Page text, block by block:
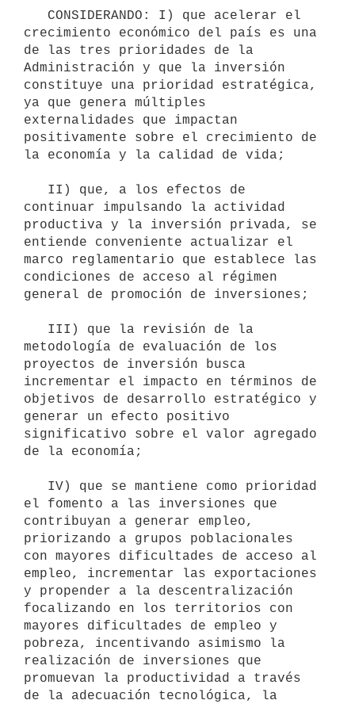
crecimiento económico del país es una
de las tres prioridades de la
Administración y que la inversión
constituye una prioridad estratégica,
ya que genera múltiples
externalidades que impactan
positivamente sobre el crecimiento de
la economía y la calidad de vida;
continuar impulsando la actividad
productiva y la inversión privada, se
entiende conveniente actualizar el
marco reglamentario que establece las
condiciones de acceso al régimen
general de promoción de inversiones;
metodología de evaluación de los
proyectos de inversión busca
incrementar el impacto en términos de
objetivos de desarrollo estratégico y
generar un efecto positivo
significativo sobre el valor agregado
de la economía;
el fomento a las inversiones que
contribuyan a generar empleo,
priorizando a grupos poblacionales
con mayores dificultades de acceso al
empleo, incrementar las exportaciones
y propender a la descentralización
focalizando en los territorios con
mayores dificultades de empleo y
pobreza, incentivando asimismo la
realización de inversiones que
promuevan la productividad a través
de la adecuación tecnológica, la